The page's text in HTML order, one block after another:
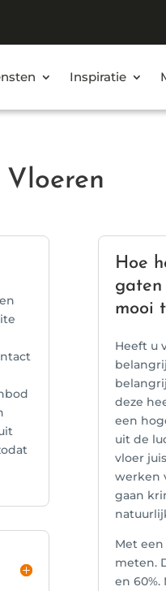
Inspiratie
Hoe
mooi
Heeft u
deze
een
uit de
vloer
werken
gaan
Met
meten.
en